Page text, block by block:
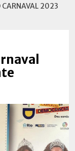
CARNAVAL 2023